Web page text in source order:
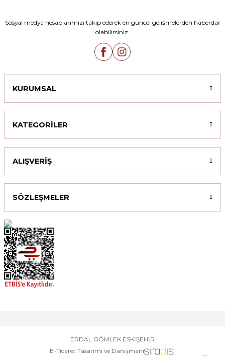
Sosyal medya hesaplarımızı takip ederek en güncel gelişmelerden haberdar
olabilirsiniz.
KURUMSAL
KATEGORİLER
ALIŞVERİŞ
SÖZLEŞMELER
ERDAL GÖMLEK ESKİŞEHİR
E-Ticaret Tasarımı ve Danışmanı